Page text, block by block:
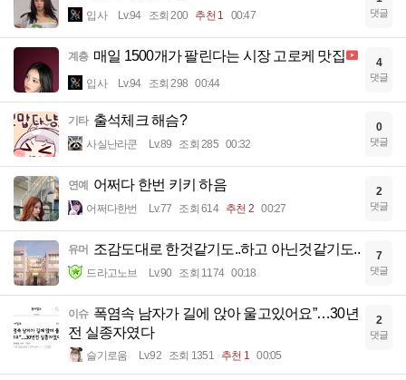
입사 Lv.94 조회 200 추천 1 00:47 댓글
계층 매일 1500개가 팔린다는 시장 고로케 맛집
입사 Lv.94 조회 298 00:44
4
댓글
기타 출석체크 해슴?
사실난라쿤 Lv.89 조회 285 00:32
0
댓글
연예 어쩌다 한번 키키 하음
어쩌다한번 Lv.77 조회 614 추천 2 00:27
2
댓글
유머 조감도대로 한것같기도..하고 아닌것같기도..
드라고노브 Lv.90 조회 1174 00:18
7
댓글
이슈 폭염속 남자가 길에 앉아 울고있어요”…30년
전 실종자였다
슬기로움 Lv.92 조회 1351 추천 1 00:05
2
댓글